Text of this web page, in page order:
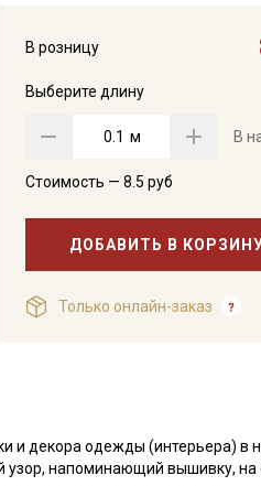
В розницу
Выберите длину
м В
Стоимость — 8.5 руб
ДОБАВИТЬ В
Только онлайн-заказ
и декора одежды (интерьера) в
узор, напоминающий вышивку, на